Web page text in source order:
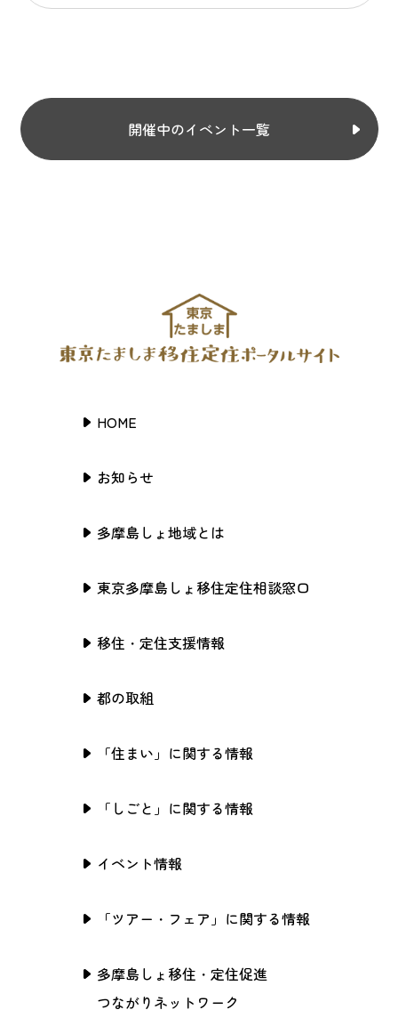
開催中のイベント一覧
HOME
お知らせ
多摩島しょ地域とは
東京多摩島しょ移住定住相談窓口
移住・定住支援情報
都の取組
「住まい」に関する情報
「しごと」に関する情報
イベント情報
「ツアー・フェア」に関する情報
多摩島しょ移住・定住促進
つながりネットワーク